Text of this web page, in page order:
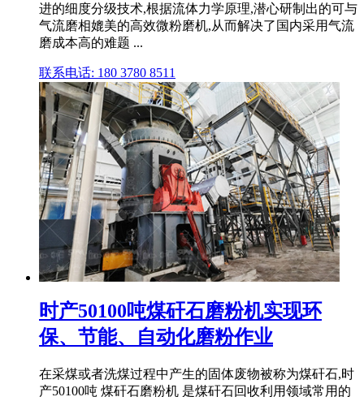
进的细度分级技术,根据流体力学原理,潜心研制出的可与
气流磨相媲美的高效微粉磨机,从而解决了国内采用气流
磨成本高的难题 ...
联系电话: 180 3780 8511
时产50100吨煤矸石磨粉机实现环
保、节能、自动化磨粉作业
在采煤或者洗煤过程中产生的固体废物被称为煤矸石,时
产50100吨 煤矸石磨粉机 是煤矸石回收利用领域常用的